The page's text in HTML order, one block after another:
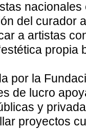
del curador
a artistas
propia
por la
de lucro
y
proyectos